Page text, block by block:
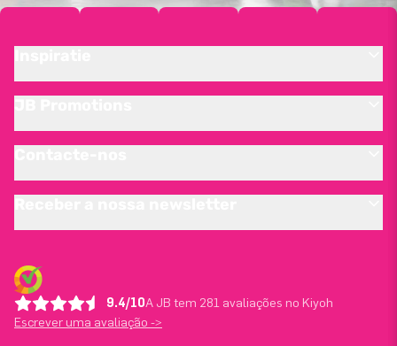
9.4/10A JB tem 281 avaliações no Kiyoh
Escrever uma avaliação ->